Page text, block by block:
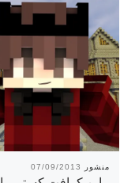
منشور 07/09/2013